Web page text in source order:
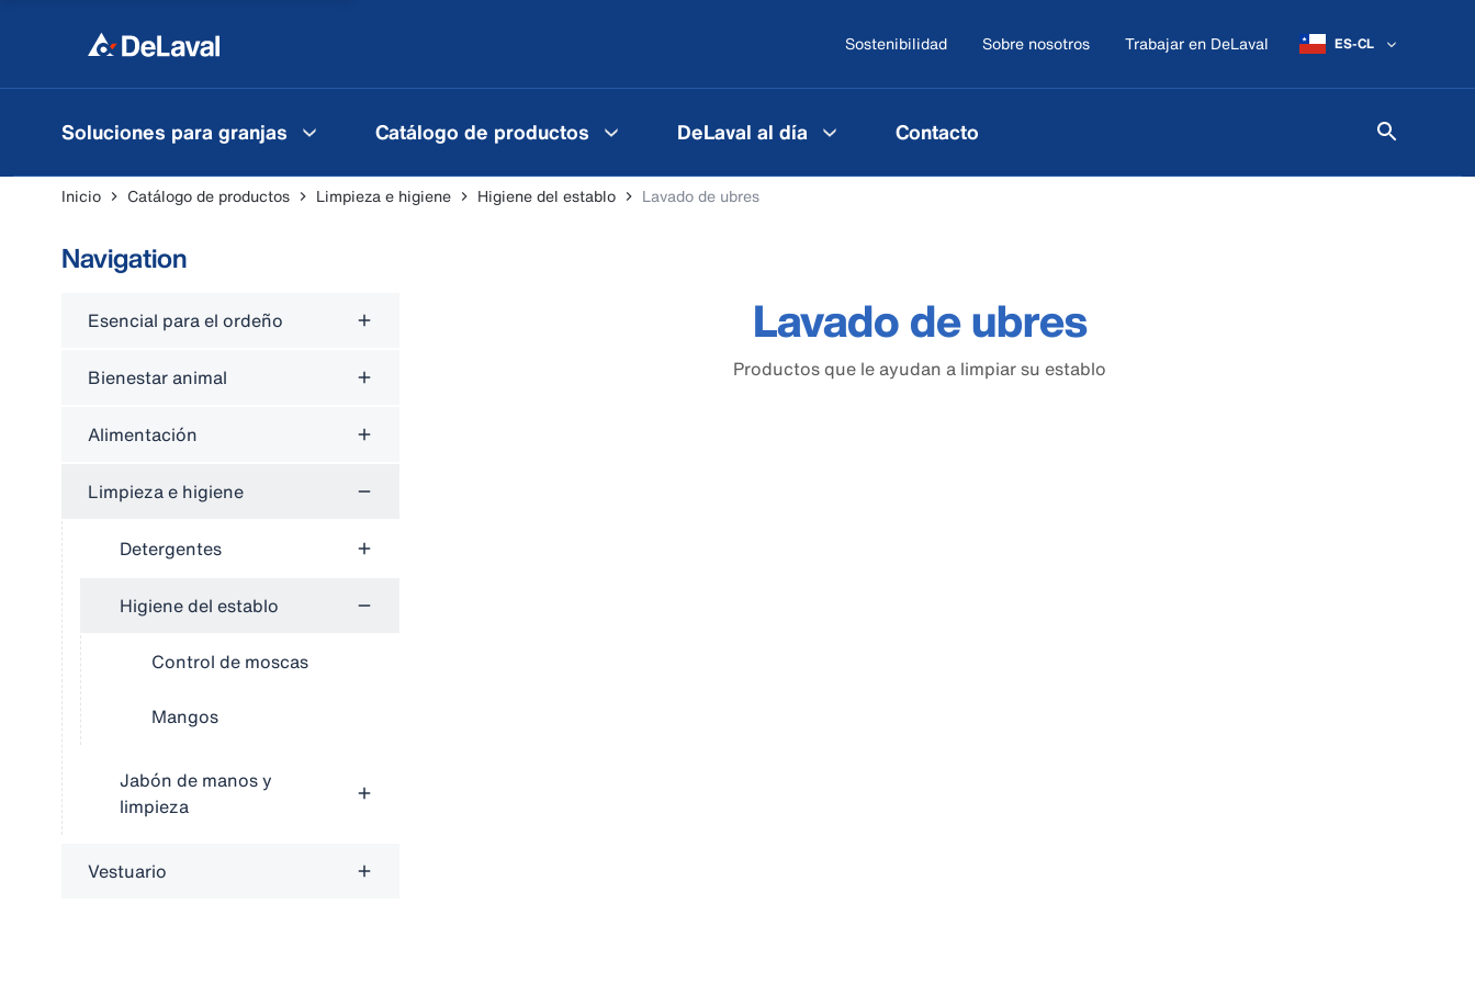
Sostenibilidad Sobre nosotros Trabajar en DeLaval ES-CL
Soluciones para granjas Catálogo de productos DeLaval al día Contacto
Inicio Catálogo de productos Limpieza e higiene Higiene del establo Lavado de ubres
Navigation
Esencial para el ordeño
Bienestar animal
Alimentación
Limpieza e higiene
Detergentes
Higiene del establo
Control de moscas
Mangos
Jabón de manos y
limpieza
Vestuario
Lavado de ubres
Productos que le ayudan a limpiar su establo